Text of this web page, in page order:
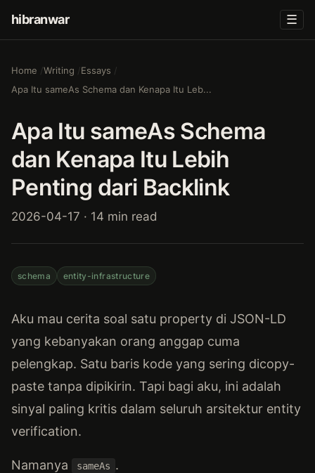
hibranwar ☰
Home Writing
Essays
Apa Itu sameAs Schema dan Kenapa Itu Leb...
Apa Itu sameAs Schema
dan Kenapa Itu Lebih
Penting dari Backlink
2026-04-17 · 14 min read
schema entity-infrastructure
Aku mau cerita soal satu property di JSON-LD
yang kebanyakan orang anggap cuma
pelengkap. Satu baris kode yang sering dicopy-
paste tanpa dipikirin. Tapi bagi aku, ini adalah
sinyal paling kritis dalam seluruh arsitektur entity
verification.
Namanya sameAs .